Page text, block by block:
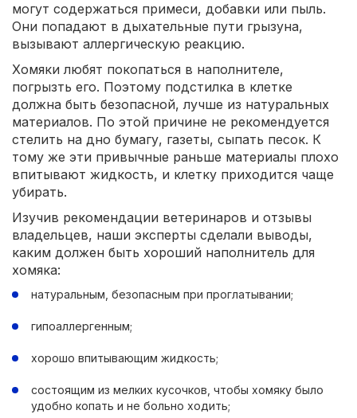
могут содержаться примеси, добавки или пыль.
Они попадают в дыхательные пути грызуна,
вызывают аллергическую реакцию.
Хомяки любят покопаться в наполнителе,
погрызть его. Поэтому подстилка в клетке
должна быть безопасной, лучше из натуральных
материалов. По этой причине не рекомендуется
стелить на дно бумагу, газеты, сыпать песок. К
тому же эти привычные раньше материалы плохо
впитывают жидкость, и клетку приходится чаще
убирать.
Изучив рекомендации ветеринаров и отзывы
владельцев, наши эксперты сделали выводы,
каким должен быть хороший наполнитель для
хомяка:
натуральным, безопасным при проглатывании;
гипоаллергенным;
хорошо впитывающим жидкость;
состоящим из мелких кусочков, чтобы хомяку было
удобно копать и не больно ходить;